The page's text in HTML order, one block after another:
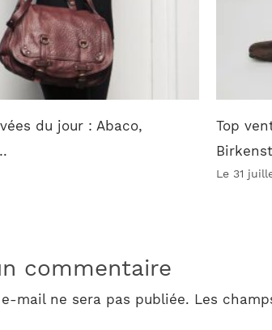
du jour : Abaco,
Top
Le 31
commentaire
mail ne sera pas publiée. Les